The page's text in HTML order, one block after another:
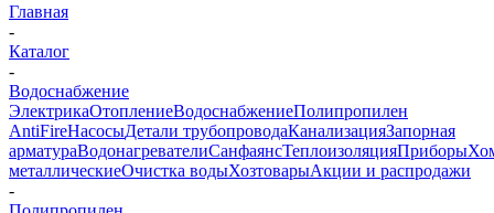
Главная
-
Каталог
-
Водоснабжение
ЭлектрикаОтоплениеВодоснабжениеПолипропилен
AntiFireНасосыДетали трубопроводаКанализацияЗапорная
арматураВодонагревателиСанфаянсТеплоизоляцияПриборы
металлическиеОчистка водыХозтоварыАкции и распродажи
-